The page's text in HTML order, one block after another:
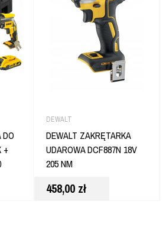
DO
+
DEWALT
DEWALT ZAKRĘTARKA
UDAROWA DCF887N 18V
205 NM
458,00 zł